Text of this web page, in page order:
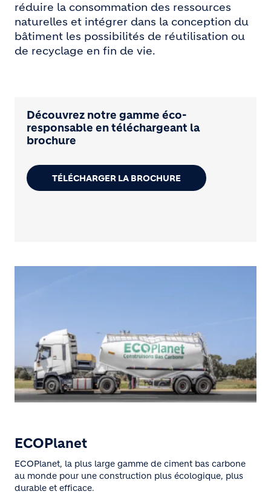
réduire la consommation des ressources
naturelles et intégrer dans la conception du
bâtiment les possibilités de réutilisation ou
de recyclage en fin de vie.
Découvrez notre gamme éco-
responsable en téléchargeant la
brochure
TÉLÉCHARGER LA BROCHURE
ECOPlanet
ECOPlanet, la plus large gamme de ciment bas carbone
au monde pour une construction plus écologique, plus
durable et efficace.